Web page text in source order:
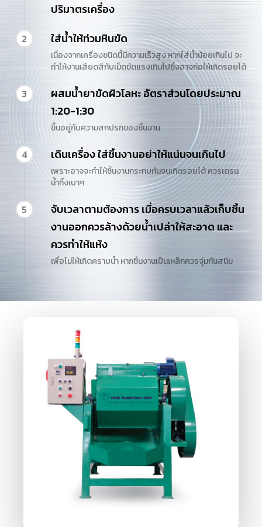
ปริมาตรเครื่อง
2 ใส่น้ำให้ท่วมหินขัด
เนื่องจากเครื่องชนิดนี้มีความเร็วสูง หากใส่น้ำน้อยเกินไป จะ
ทำให้งานเสียดสีกับเม็ดขัดแรงเกินไปซึ่งอาจก่อให้เกิดรอยได้
3
ผสมน้ำยาขัดผิวโลหะ อัตราส่วนโดยประมาณ
1:20-1:30
ขึ้นอยู่กับความสกปรกของชิ้นงาน
4 เดินเครื่อง ใส่ชิ้นงานอย่าให้แน่นจนเกินไป
เพราะอาจจะทำให้ชิ้นงานกระทบกันจนเกิดรอยได้ ควรเดรน
น้ำทิ้งเบาๆ
5
จับเวลาตามต้องการ เมื่อครบเวลาแล้วเก็บชิ้น
งานออกควรล้างด้วยน้ำเปล่าให้สะอาด และ
ควรทำให้แห้ง
เพื่อไม่ให้เกิดคราบน้ำ หากชิ้นงานเป็นเหล็กควรจุ่มกันสนิม